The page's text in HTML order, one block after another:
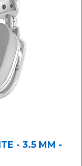
- 3.5 MM -